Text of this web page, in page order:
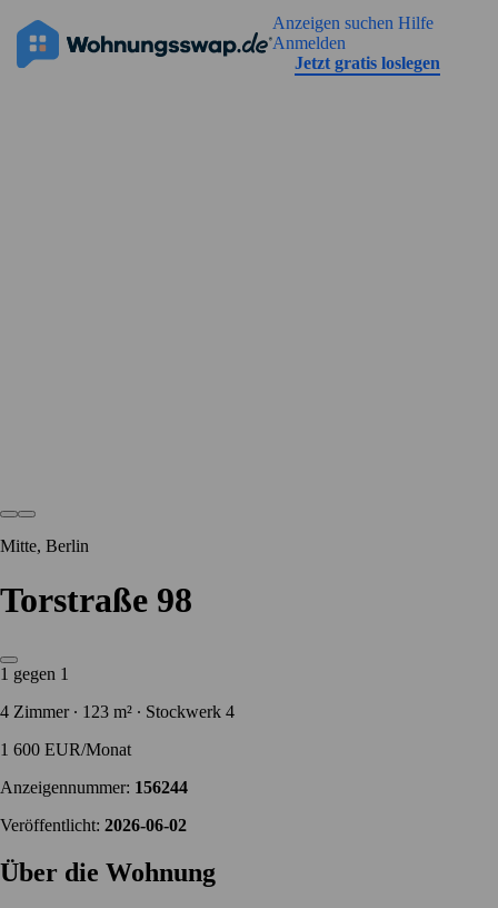
Anzeigen suchen Hilfe
Anmelden
Jetzt gratis loslegen
Die Anzeige hat noch keine Bilder
Straßenansicht
Mitte, Berlin
Torstraße 98
1 gegen 1
4 Zimmer ∙ 123 m² ∙ Stockwerk 4
1 600 EUR/Monat
Anzeigennummer: 156244
Veröffentlicht: 2026-06-02
Über die Wohnung